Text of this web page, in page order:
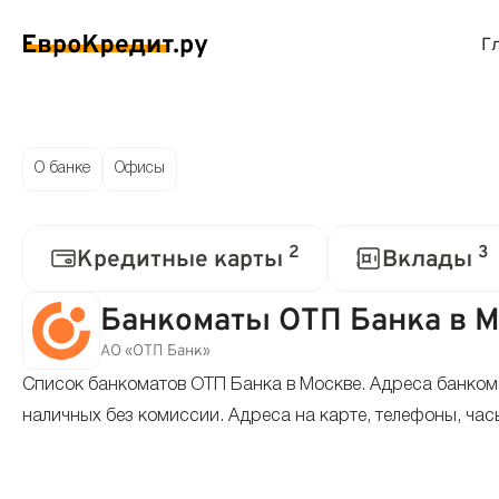
на карту
с плохой КИ
Долгосрочные займы
Беспроцентные
О банке Офисы
Кредитные карты 2 Вклады 3
Банкоматы ОТП Банка в
АО «ОТП Банк»
Список банкоматов ОТП Банка в Москве. Адреса
наличных без комиссии. Адреса на карте, телефоны,